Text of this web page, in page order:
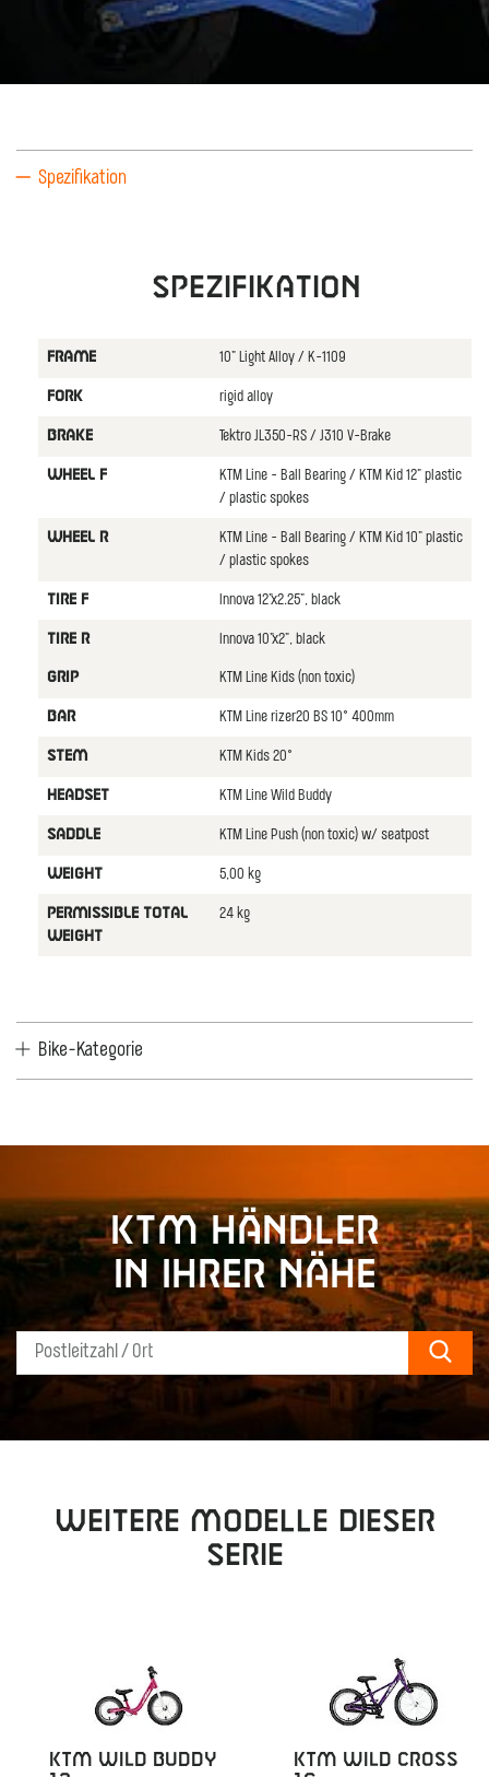
Spezifikation
Spezifikation
FRAME 10" Light Alloy / K-1109
FORK rigid alloy
BRAKE Tektro JL350-RS / J310 V-Brake
WHEEL F
KTM Line - Ball Bearing / KTM Kid 12" plastic
/ plastic spokes
WHEEL R
KTM Line - Ball Bearing / KTM Kid 10" plastic
/ plastic spokes
TIRE F Innova 12"x2.25", black
TIRE R Innova 10"x2", black
GRIP KTM Line Kids (non toxic)
BAR KTM Line rizer20 BS 10° 400mm
STEM KTM Kids 20°
HEADSEt KTM Line Wild Buddy
SADDLE KTM Line Push (non toxic) w/ seatpost
WEIGHT 5,00 kg
PERMISSIBLE TOTAL
WEIGHT
24 kg
Bike-Kategorie
KTM Händler
in Ihrer Nähe
Weitere Modelle dieser
Serie
KTM Wild Buddy
KTM Wild Cross